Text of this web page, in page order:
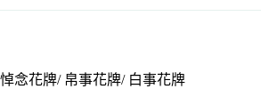
悼念花牌/ 帛事花牌/ 白事花牌